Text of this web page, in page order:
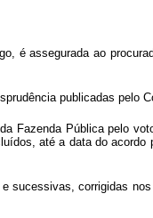
é assegurada ao
publicadas pelo
Fazenda Pública pelo
até a data do
sucessivas, corrigidas